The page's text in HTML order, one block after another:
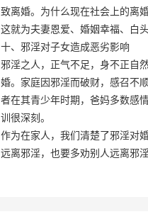
致离婚。为什么现在社会上的离
这就为夫妻恩爱、婚姻幸福、白
十、邪淫对子女造成恶劣影响
邪淫之人，正气不足，身不正自
婚。家庭因邪淫而破财，感召不
者在其青少年时期，爸妈多数感
训很深刻。
作为在家人，我们清楚了邪淫对
远离邪淫，也要多劝别人远离邪